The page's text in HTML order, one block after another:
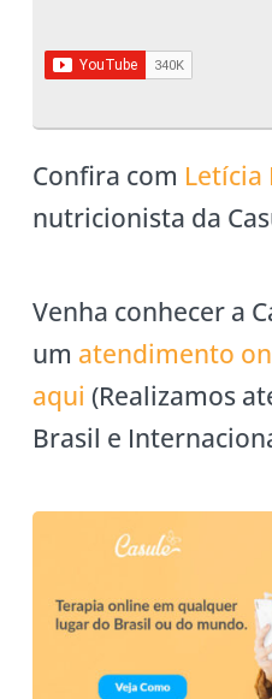
Confira com Letícia
nutricionista da
Venha conhecer a
um atendimento
aqui (Realizamos
Brasil e